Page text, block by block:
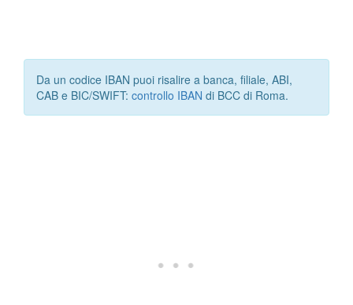
Da un codice IBAN puoi risalire a banca, filiale, ABI,
CAB e BIC/SWIFT: controllo IBAN di BCC di Roma.